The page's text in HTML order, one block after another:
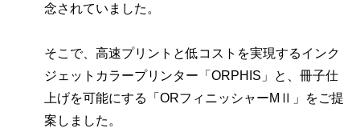
念されていました。
そこで、高速プリントと低コストを実現するインク
ジェットカラープリンター「ORPHIS」と、冊子仕
上げを可能にする「ORフィニッシャーMⅡ」をご提
案しました。